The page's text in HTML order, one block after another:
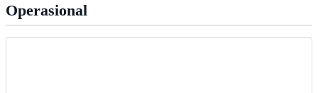
Operasional